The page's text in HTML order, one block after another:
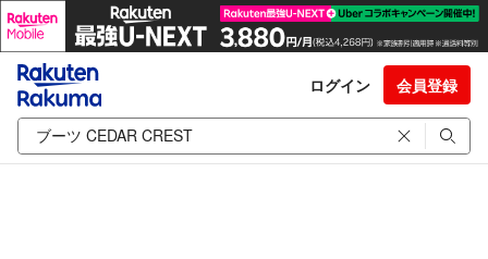
ログイン 会員登録